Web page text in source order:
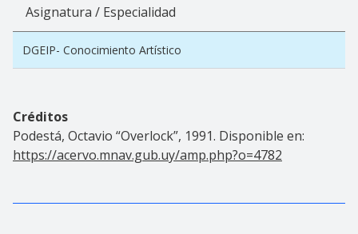
Asignatura / Especialidad
DGEIP- Conocimiento Artístico
Créditos
Podestá, Octavio “Overlock”, 1991. Disponible en:
https://acervo.mnav.gub.uy/amp.php?o=4782